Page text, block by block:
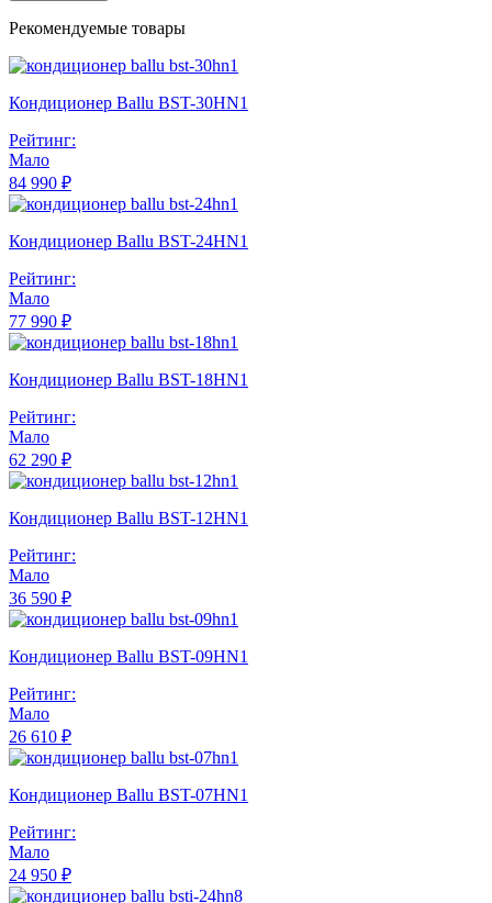
Рекомендуемые товары
Кондиционер Ballu BST-30HN1
Рейтинг:
Мало
84 990 ₽
Кондиционер Ballu BST-24HN1
Рейтинг:
Мало
77 990 ₽
Кондиционер Ballu BST-18HN1
Рейтинг:
Мало
62 290 ₽
Кондиционер Ballu BST-12HN1
Рейтинг:
Мало
36 590 ₽
Кондиционер Ballu BST-09HN1
Рейтинг:
Мало
26 610 ₽
Кондиционер Ballu BST-07HN1
Рейтинг:
Мало
24 950 ₽